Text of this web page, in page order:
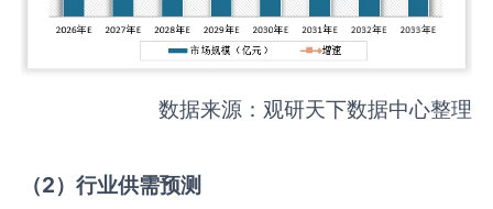
数据来源：观研天下数据中心整理
（2）行业供需预测